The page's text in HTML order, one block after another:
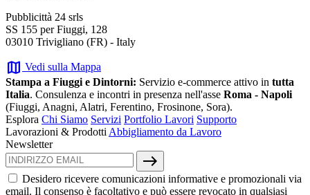
Pubblicittà 24 srls
SS 155 per Fiuggi, 128
03010 Trivigliano (FR) - Italy
map Vedi sulla Mappa
Stampa a Fiuggi e Dintorni: Servizio e-commerce attivo in tutta
Italia. Consulenza e incontri in presenza nell'asse Roma - Napoli
(Fiuggi, Anagni, Alatri, Ferentino, Frosinone, Sora).
Esplora Chi Siamo Servizi Portfolio Lavori Supporto
Lavorazioni & Prodotti Abbigliamento da Lavoro
Newsletter
east
Desidero ricevere comunicazioni informative e promozionali via
email. Il consenso è facoltativo e può essere revocato in qualsiasi